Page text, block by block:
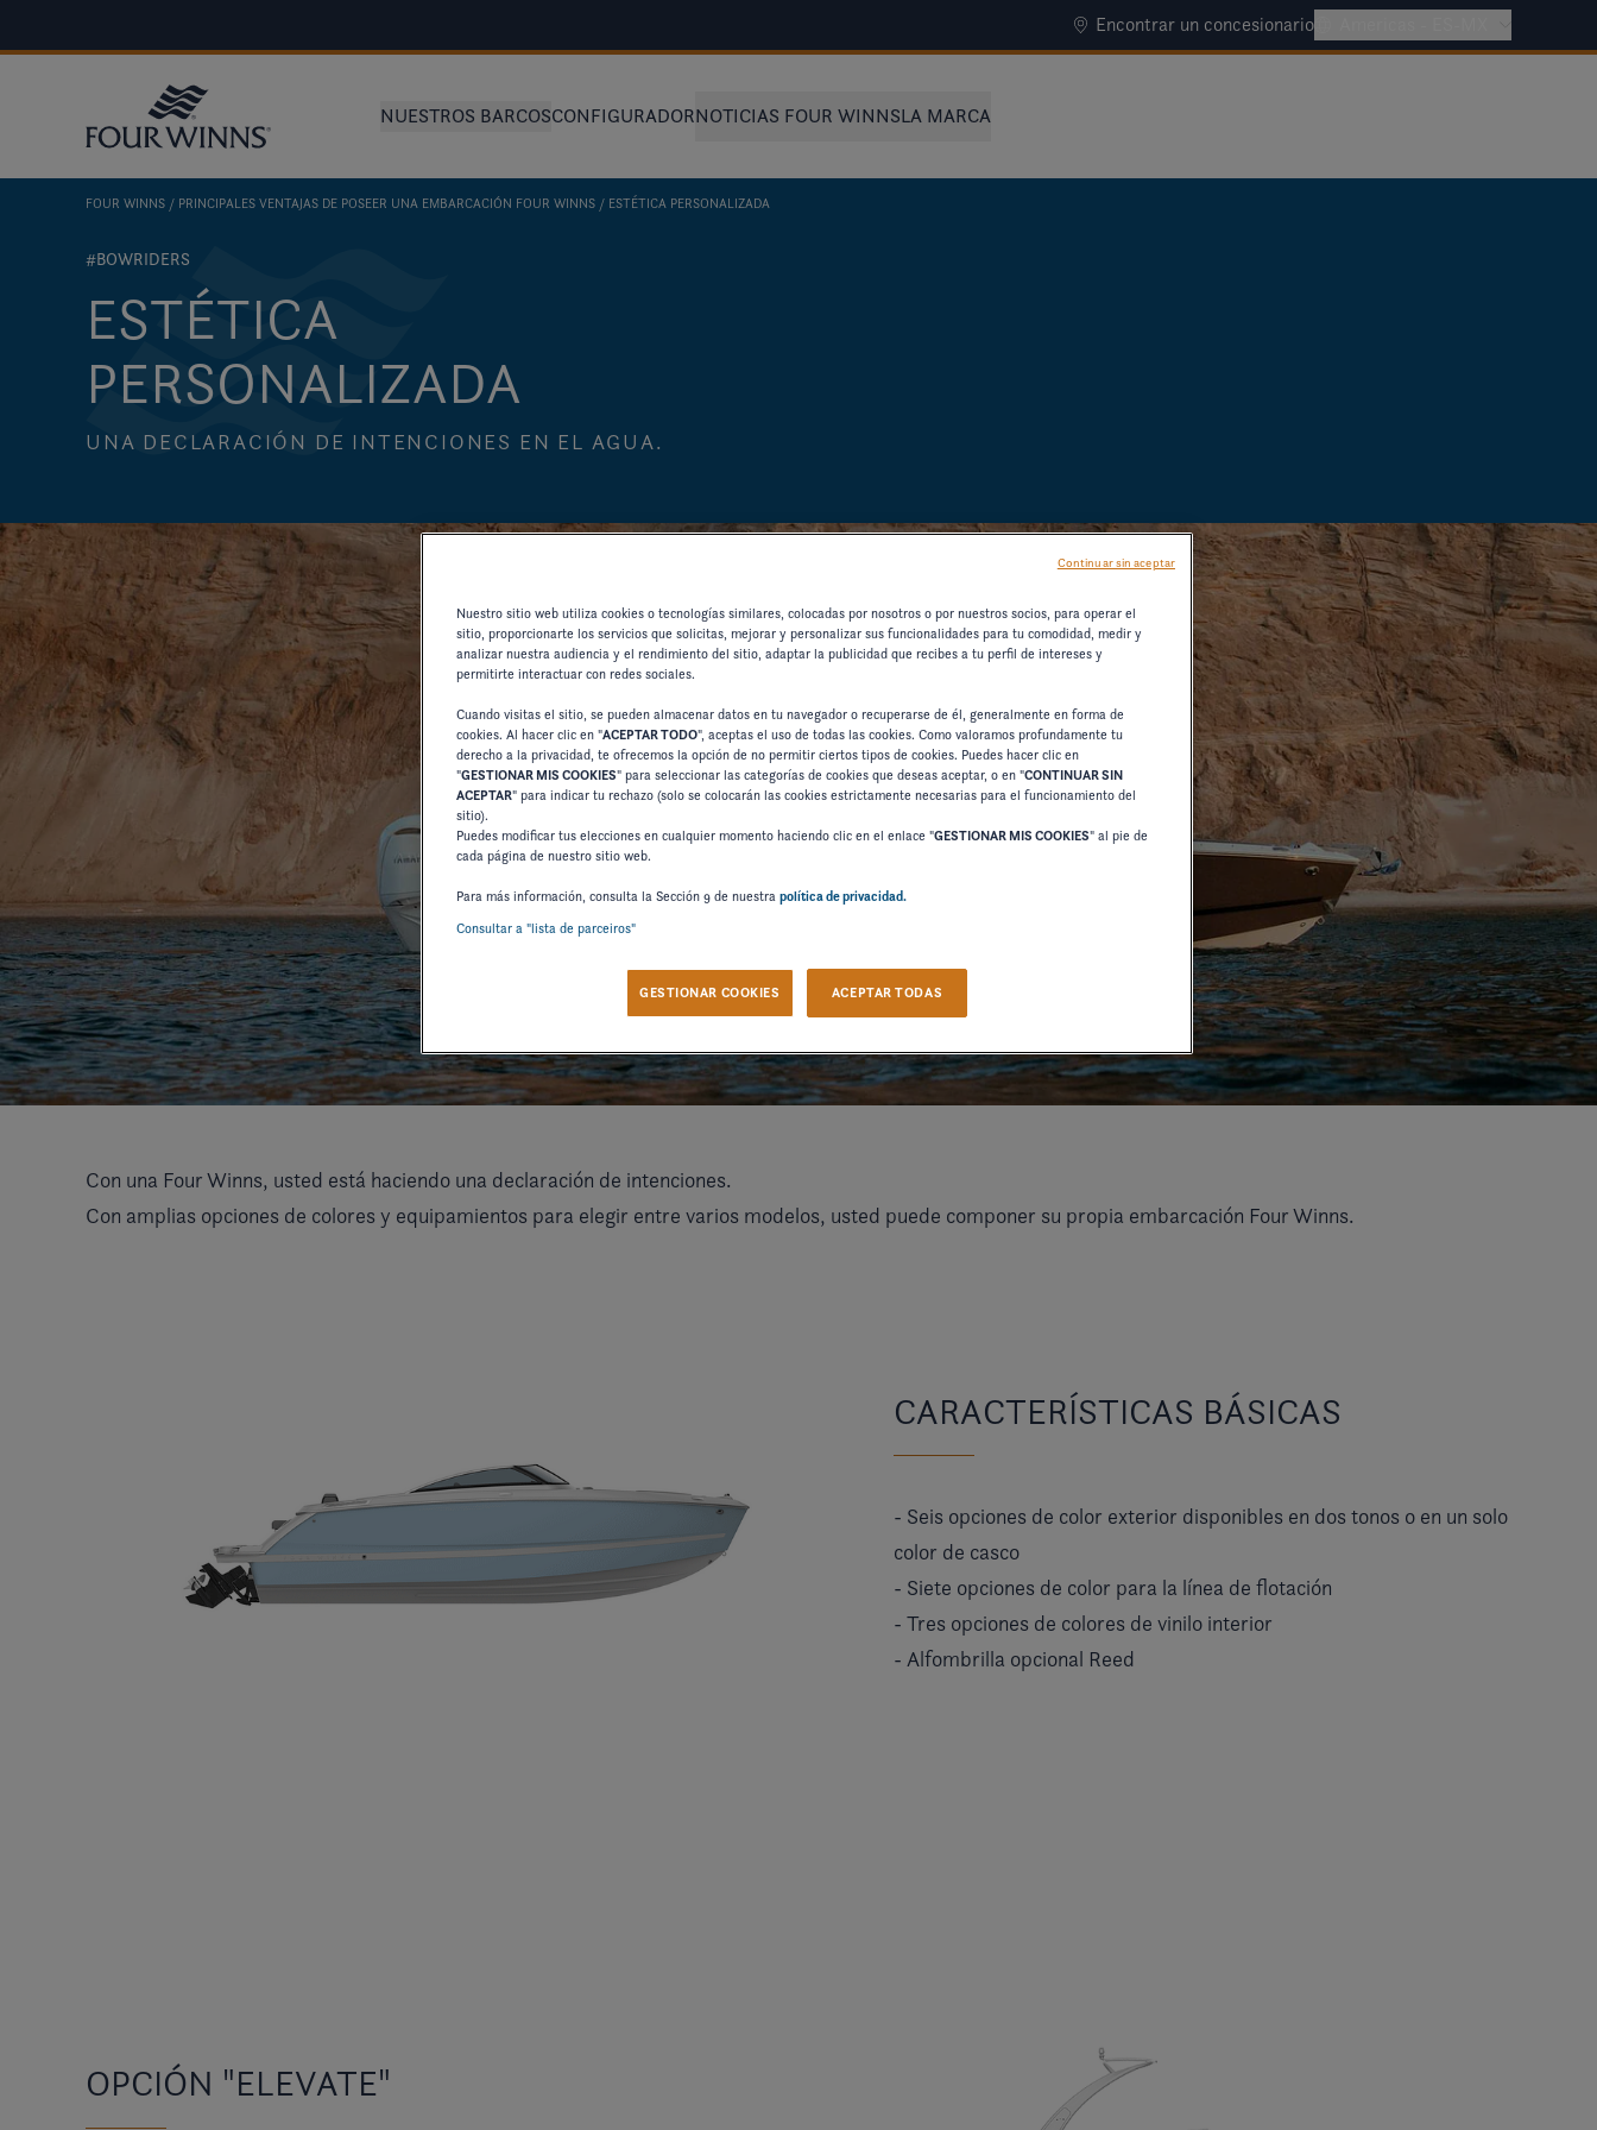
Encontrar un concesionario
NUESTROS BARCOSCONFIGURADORNOTICIAS FOUR WINNSLA MARCA
FOUR WINNS PRINCIPALES VENTAJAS DE POSEER UNA EMBARCACIÓN FOUR WINNS ESTÉTICA PERSONALIZADA
#BOWRIDERS
ESTÉTICA
PERSONALIZADA
UNA DECLARACIÓN DE INTENCIONES EN EL AGUA.
Con una Four Winns, usted está haciendo una declaración de intenciones.
Con amplias opciones de colores y equipamientos para elegir entre varios modelos, usted puede componer su propia embarcación Four Winns.
CARACTERÍSTICAS BÁSICAS
- Seis opciones de color exterior disponibles en dos tonos o en un solo
color de casco
- Siete opciones de color para la línea de flotación
- Tres opciones de colores de vinilo interior
- Alfombrilla opcional Reed
OPCIÓN "ELEVATE"
Nuestro sitio web utiliza cookies o tecnologías similares, colocadas por nosotros o por nuestros socios, para operar el
sitio, proporcionarte los servicios que solicitas, mejorar y personalizar sus funcionalidades para tu comodidad, medir y
analizar nuestra audiencia y el rendimiento del sitio, adaptar la publicidad que recibes a tu perfil de intereses y
permitirte interactuar con redes sociales.
Cuando visitas el sitio, se pueden almacenar datos en tu navegador o recuperarse de él, generalmente en forma de
cookies. Al hacer clic en "ACEPTAR TODO", aceptas el uso de todas las cookies. Como valoramos profundamente tu
derecho a la privacidad, te ofrecemos la opción de no permitir ciertos tipos de cookies. Puedes hacer clic en
"GESTIONAR MIS COOKIES" para seleccionar las categorías de cookies que deseas aceptar, o en "CONTINUAR SIN
ACEPTAR" para indicar tu rechazo (solo se colocarán las cookies estrictamente necesarias para el funcionamiento del
sitio).
Puedes modificar tus elecciones en cualquier momento haciendo clic en el enlace "GESTIONAR MIS COOKIES" al pie de
cada página de nuestro sitio web.
Para más información, consulta la Sección 9 de nuestra política de privacidad.
Consultar a "lista de parceiros"
GESTIONAR COOKIES ACEPTAR TODAS
Continuar sin aceptar